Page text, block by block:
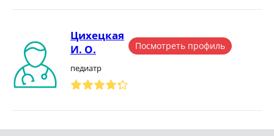
Цихецкая
И. О.
педиатр
Посмотреть профиль